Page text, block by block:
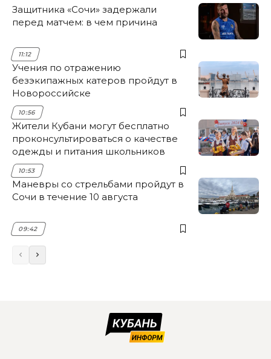
Защитника «Сочи» задержали
перед матчем: в чем причина
11:12
Учения по отражению
безэкипажных катеров пройдут в
Новороссийске
10:56
Жители Кубани могут бесплатно
проконсультироваться о качестве
одежды и питания школьников
10:53
Маневры со стрельбами пройдут в
Сочи в течение 10 августа
09:42